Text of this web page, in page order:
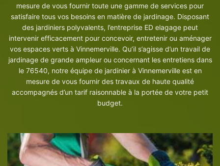
mesure de vous fournir toute une gamme de services pour
satisfaire tous vos besoins en matière de jardinage. Disposant
des jardiniers polyvalents, l’entreprise ED elagage peut
intervenir efficacement pour concevoir, entretenir ou aménager
vos espaces verts à Vinnemerville. Qu’il s’agisse d’un travail de
jardinage de grande ampleur ou concernant les entretiens dans
le 76540, notre équipe de jardinier à Vinnemerville est en
mesure de vous fournir des travaux de haute qualité
accompagnés d’un tarif raisonnable à la portée de votre petit
budget.